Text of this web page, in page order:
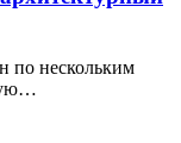
по нескольким